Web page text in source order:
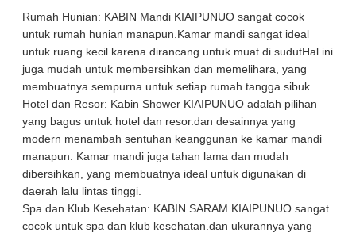
Rumah Hunian: KABIN Mandi KIAIPUNUO sangat cocok
untuk rumah hunian manapun.Kamar mandi sangat ideal
untuk ruang kecil karena dirancang untuk muat di sudutHal ini
juga mudah untuk membersihkan dan memelihara, yang
membuatnya sempurna untuk setiap rumah tangga sibuk.
Hotel dan Resor: Kabin Shower KIAIPUNUO adalah pilihan
yang bagus untuk hotel dan resor.dan desainnya yang
modern menambah sentuhan keanggunan ke kamar mandi
manapun. Kamar mandi juga tahan lama dan mudah
dibersihkan, yang membuatnya ideal untuk digunakan di
daerah lalu lintas tinggi.
Spa dan Klub Kesehatan: KABIN SARAM KIAIPUNUO sangat
cocok untuk spa dan klub kesehatan.dan ukurannya yang